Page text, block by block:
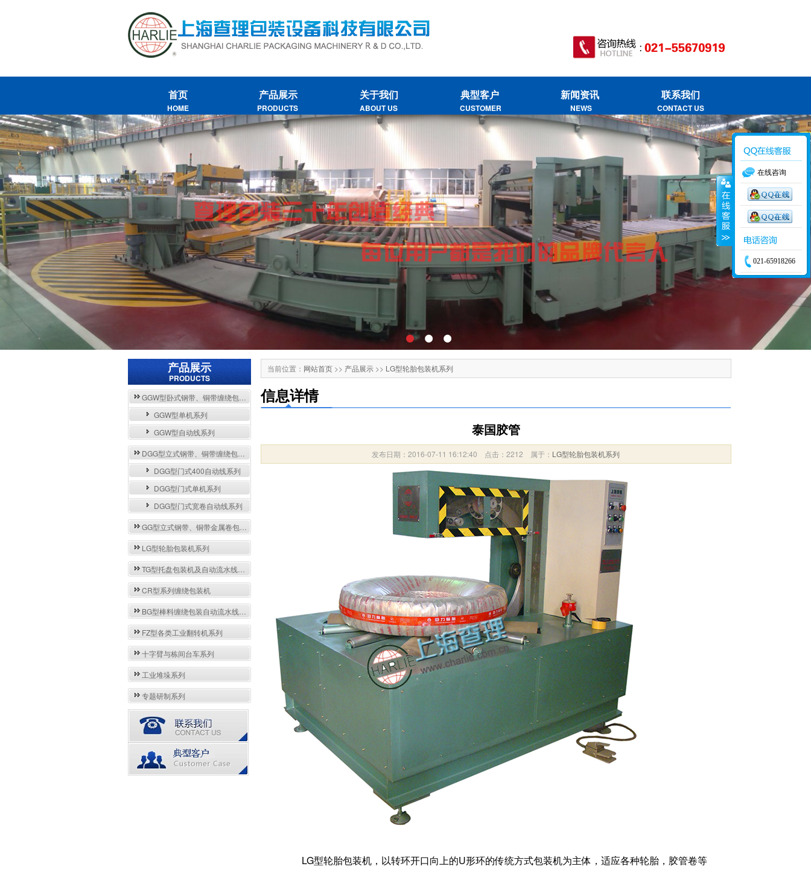
首页
HOME
产品展示
PRODUCTS
关于我们
ABOUT US
典型客户
CUSTOMER
新闻资讯
NEWS
联系我们
CONTACT US
产品展示
PRODUCTS
GGW型卧式钢带、铜带缠绕包装自动流水线与单机系列
GGW型单机系列
GGW型自动线系列
DGG型立式钢带、铜带缠绕包装自动流水线与单机系列
DGG型门式400自动线系列
DGG型门式单机系列
DGG型门式宽卷自动线系列
GG型立式钢带、铜带金属卷包装机系列
LG型轮胎包装机系列
TG型托盘包装机及自动流水线系列
CR型系列缠绕包装机
BG型棒料缠绕包装自动流水线系列
FZ型各类工业翻转机系列
十字臂与栋间台车系列
工业堆垛系列
专题研制系列
当前位置： 网站首页>> 产品展示>> LG型轮胎包装机系列
信息详情
泰国胶管
发布日期：2016-07-11 16:12:40 点击：2212 属于： LG型轮胎包装机系列
LG型轮胎包装机，以转环开口向上的U形环的传统方式包装机为主体，适应各种轮胎，胶管卷等
在线咨询
021-65918266